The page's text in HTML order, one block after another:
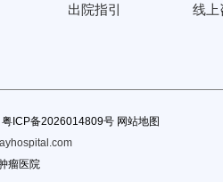
出院指引
线上
粤ICP备2026014809号 网站地图
瘤医院